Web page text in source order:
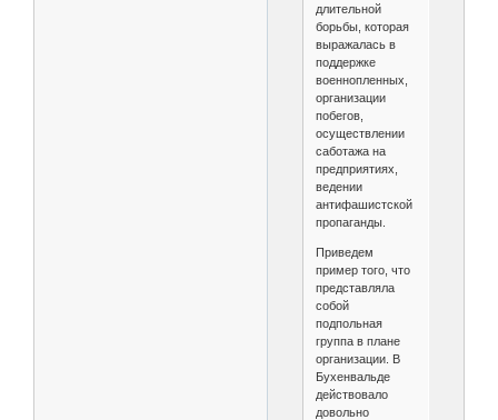
длительной
борьбы, которая
выражалась в
поддержке
военнопленных,
организации
побегов,
осуществлении
саботажа на
предприятиях,
ведении
антифашистской
пропаганды.
Приведем
пример того, что
представляла
собой
подпольная
группа в плане
организации. В
Бухенвальде
действовало
довольно